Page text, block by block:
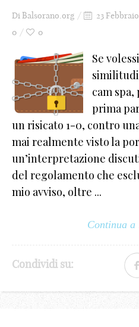
DiBalsorano.org 23
0
0
Se
cam
prima
un risicato 1-0, contro
mai realmente visto la
un’interpretazione
del regolamento che
mio avviso, oltre ...
Continua a
Condividi su: